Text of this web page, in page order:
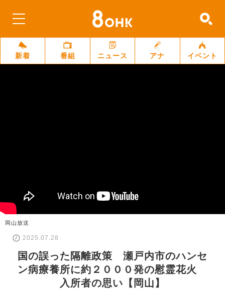
新着 番組 ニュース アナ イベント
岡山放送
2025.07.28
国の誤った隔離政策 瀬戸内市のハンセ
ン病療養所に約２０００発の慰霊花火
入所者の思い【岡山】